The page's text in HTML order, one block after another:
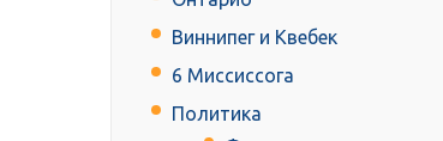
Виннипег и Квебек
6 Миссиссога
Политика